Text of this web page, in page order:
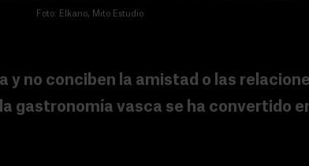
Foto: Elkano, Mito Estudio
y no conciben la amistad o las
gastronomía vasca se ha convertido